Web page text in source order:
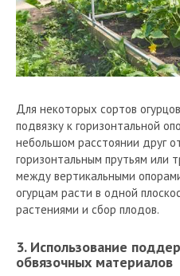
Для некоторых сортов
подвязку к горизонтальной
небольшом расстоянии друг
горизонтальным прутьям или
между вертикальными
огурцам расти в одной
растениями и сбор плодов.
3. Использование
обвязочных материалов